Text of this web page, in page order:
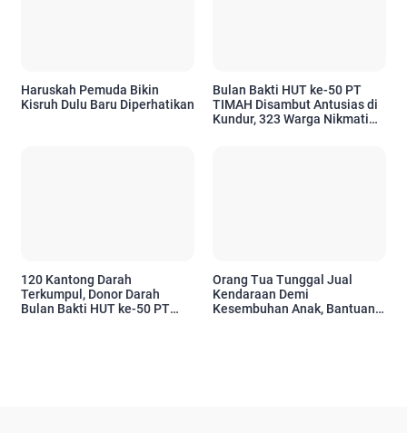
Haruskah Pemuda Bikin
Kisruh Dulu Baru Diperhatikan
Bulan Bakti HUT ke-50 PT
TIMAH Disambut Antusias di
Kundur, 323 Warga Nikmati
120 Kantong Darah
Terkumpul, Donor Darah
Bulan Bakti HUT ke-50 PT
Orang Tua Tunggal Jual
Kendaraan Demi
Kesembuhan Anak, Bantuan